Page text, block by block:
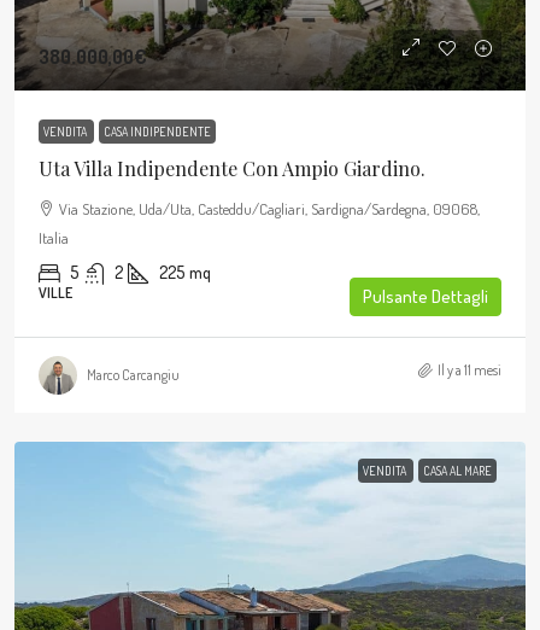
380.000,00€
VENDITA CASA INDIPENDENTE
Uta Villa Indipendente Con Ampio Giardino.
Via Stazione, Uda/Uta, Casteddu/Cagliari, Sardigna/Sardegna, 09068,
Italia
5 2 225 mq
VILLE Pulsante Dettagli
Marco Carcangiu Il y a 11 mesi
VENDITA CASA AL MARE